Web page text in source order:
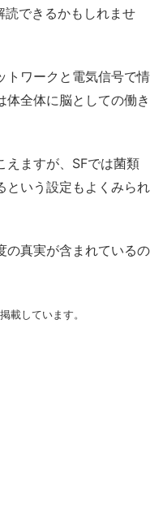
読できるかもしれませ
トワークと電気信号で情
全体に脳としての働き
えますが、SFでは菌類
という設定もよくみられ
の真実が含まれているの
載しています。